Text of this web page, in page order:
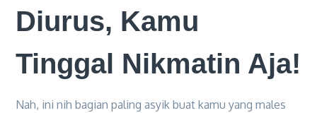
Diurus, Kamu
Tinggal Nikmatin Aja!
Nah, ini nih bagian paling asyik buat kamu yang males